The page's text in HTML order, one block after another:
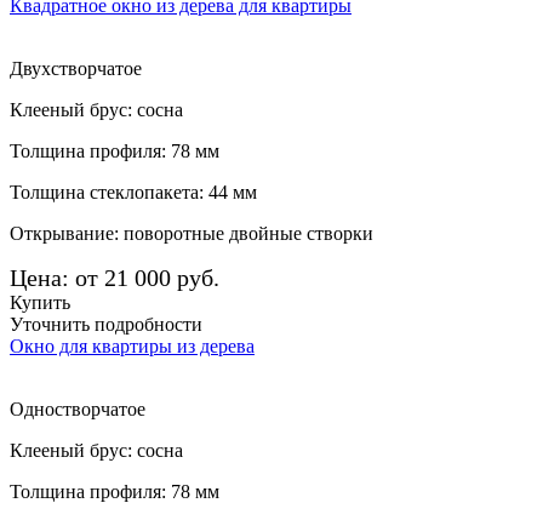
Квадратное окно из дерева для квартиры
Двухстворчатое
Клееный брус: сосна
Толщина профиля: 78 мм
Толщина стеклопакета: 44 мм
Открывание: поворотные двойные створки
Цена: от 21 000 руб.
Купить
Уточнить подробности
Окно для квартиры из дерева
Одностворчатое
Клееный брус: сосна
Толщина профиля: 78 мм